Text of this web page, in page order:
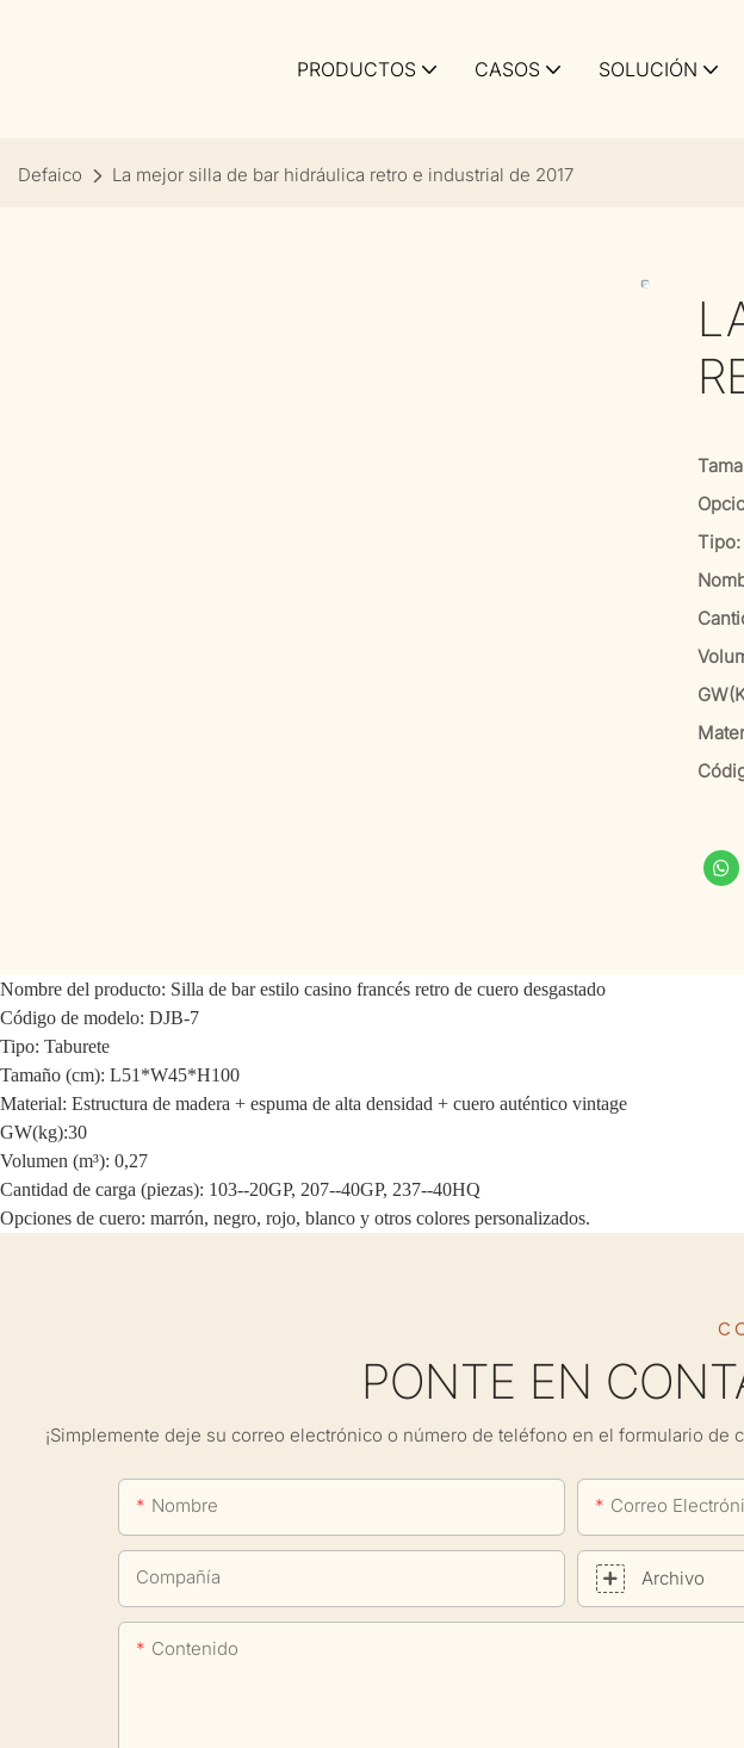
PRODUCTOS CASOS SOLUCIÓN
Defaico La mejor silla de bar hidráulica retro e industrial de 2017
Tipo:
Nombre del producto: Silla de bar estilo casino francés retro de cuero desgastado
Código de modelo: DJB-7
Tipo: Taburete
Tamaño (cm): L51*W45*H100
Material: Estructura de madera + espuma de alta densidad + cuero auténtico vintage
GW(kg):30
Volumen (m³): 0,27
Cantidad de carga (piezas): 103--20GP, 207--40GP, 237--40HQ
Opciones de cuero: marrón, negro, rojo, blanco y otros colores personalizados.
PONTE EN
¡Simplemente deje su correo electrónico o número de teléfono en el formulario
Nombre Correo
Compañía Archivo
Contenido